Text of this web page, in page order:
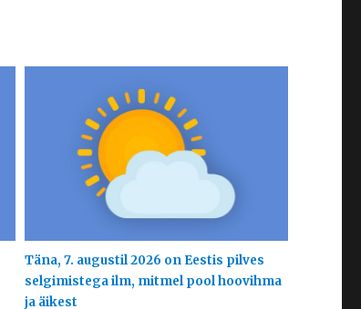
Täna, 7. augustil 2026 on Eestis pilves
selgimistega ilm, mitmel pool hoovihma
ja äikest